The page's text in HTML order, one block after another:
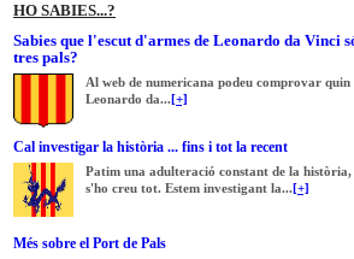
HO SABIES...?
Sabies que l'escut d'armes de Leonardo da Vinci
tres pals?
Al web de numericana podeu comprovar quin
Leonardo da...[+]
Cal investigar la història ... fins i tot la recent
Patim una adulteració constant de la
s'ho creu tot. Estem investigant la...[+]
Més sobre el Port de Pals